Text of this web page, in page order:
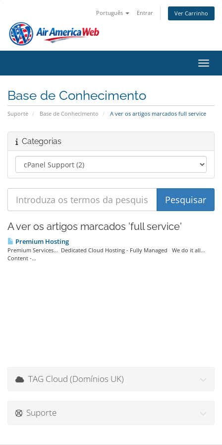
Português Entrar Ver Carrinho
Base de Conhecimento
Suporte Base de Conhecimento A ver os artigos marcados full service
Categorias
A ver os artigos marcados 'full service'
Premium Hosting
Premium Services... Dedicated Cloud Hosting - Fully Managed We do it all...
Content -...
TAG Cloud (Domínios UK)
Suporte